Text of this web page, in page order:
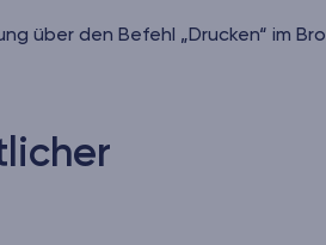
über den Befehl „Drucken“ im